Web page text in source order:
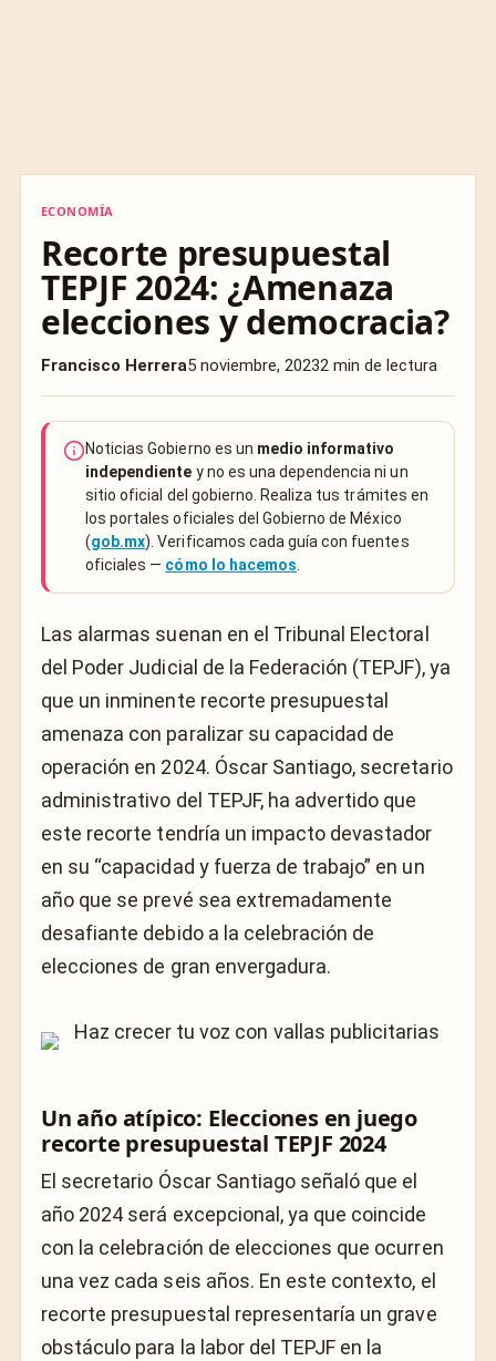
ECONOMÍA
Recorte presupuestal
TEPJF 2024: ¿Amenaza
elecciones y democracia?
Francisco Herrera5 noviembre, 20232 min de lectura
Noticias Gobierno es un medio informativo
independiente y no es una dependencia ni un
sitio oficial del gobierno. Realiza tus trámites en
los portales oficiales del Gobierno de México
(gob.mx). Verificamos cada guía con fuentes
oficiales — cómo lo hacemos
Las alarmas suenan en el Tribunal Electoral
del Poder Judicial de la Federación (TEPJF), ya
que un inminente recorte presupuestal
amenaza con paralizar su capacidad de
operación en 2024. Óscar Santiago, secretario
administrativo del TEPJF, ha advertido que
este recorte tendría un impacto devastador
en su “capacidad y fuerza de trabajo” en un
año que se prevé sea extremadamente
desafiante debido a la celebración de
elecciones de gran envergadura.
Un año atípico: Elecciones en juego
recorte presupuestal TEPJF 2024
El secretario Óscar Santiago señaló que el
año 2024 será excepcional, ya que coincide
con la celebración de elecciones que ocurren
una vez cada seis años. En este contexto, el
recorte presupuestal representaría un grave
obstáculo para la labor del TEPJF en la